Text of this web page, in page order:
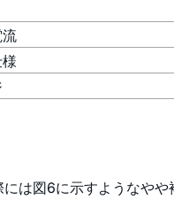
は図6に示すようなや